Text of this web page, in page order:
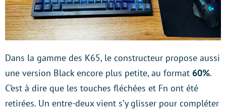
Dans la gamme des K65, le constructeur propose aussi
une version Black encore plus petite, au format 60%.
C’est à dire que les touches fléchées et Fn ont été
retirées. Un entre-deux vient s’y glisser pour compléter